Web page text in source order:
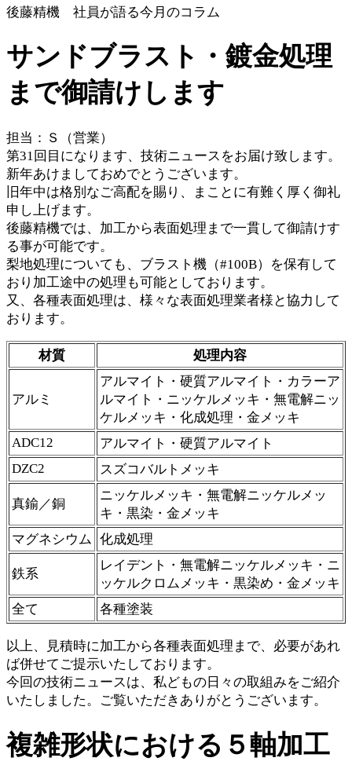
後藤精機 社員が語る今月のコラム
サンドブラスト・鍍金処理
まで御請けします
担当：Ｓ（営業）
第31回目になります、技術ニュースをお届け致します。
新年あけましておめでとうございます。
旧年中は格別なご高配を賜り、まことに有難く厚く御礼
申し上げます。
後藤精機では、加工から表面処理まで一貫して御請けす
る事が可能です。
梨地処理についても、ブラスト機（#100B）を保有して
おり加工途中の処理も可能としております。
又、各種表面処理は、様々な表面処理業者様と協力して
おります。
材質 処理内容
アルミ
アルマイト・硬質アルマイト・カラーア
ルマイト・ニッケルメッキ・無電解ニッ
ケルメッキ・化成処理・金メッキ
ADC12
アルマイト・硬質アルマイト
DZC2
スズコバルトメッキ
真鍮／銅
ニッケルメッキ・無電解ニッケルメッ
キ・黒染・金メッキ
マグネシウム 化成処理
鉄系
レイデント・無電解ニッケルメッキ・ニ
ッケルクロムメッキ・黒染め・金メッキ
全て
各種塗装
以上、見積時に加工から各種表面処理まで、必要があれ
ば併せてご提示いたしております。
今回の技術ニュースは、私どもの日々の取組みをご紹介
いたしました。ご覧いただきありがとうございます。
複雑形状における５軸加工